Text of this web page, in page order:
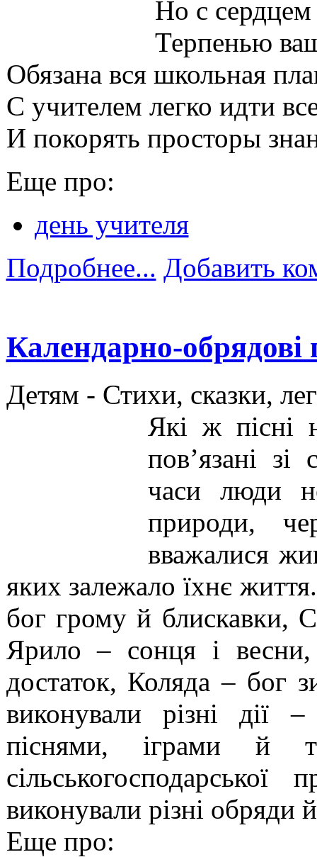
Но с сердцем
Терпенью
Обязана вся школьная
С учителем легко идти
И покорять просторы
Еще про:
день учителя
Подробнее... Добавить
Календарно-обрядові
Детям - Стихи, сказки,
Які ж пісні
пов’язані
часи люди
природи,
вважалися
яких залежало їхнє
бог грому й блискавки,
Ярило – сонця і
достаток, Коляда – бог
виконували різні дії
піснями, іграми й
виконували різні обряди
Еще про: